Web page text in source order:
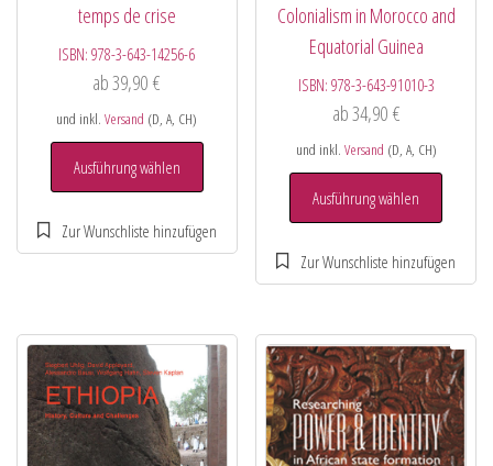
temps de crise
ISBN:978-3-643-14256-6
ab39,90€
und inkl.Versand (D, A, CH)
Ausführung wählen
Colonialism in Morocco and
Equatorial Guinea
ISBN: 978-3-643-91010-3
ab34,90 €
und inkl. Versand (D, A, CH)
Ausführung wählen